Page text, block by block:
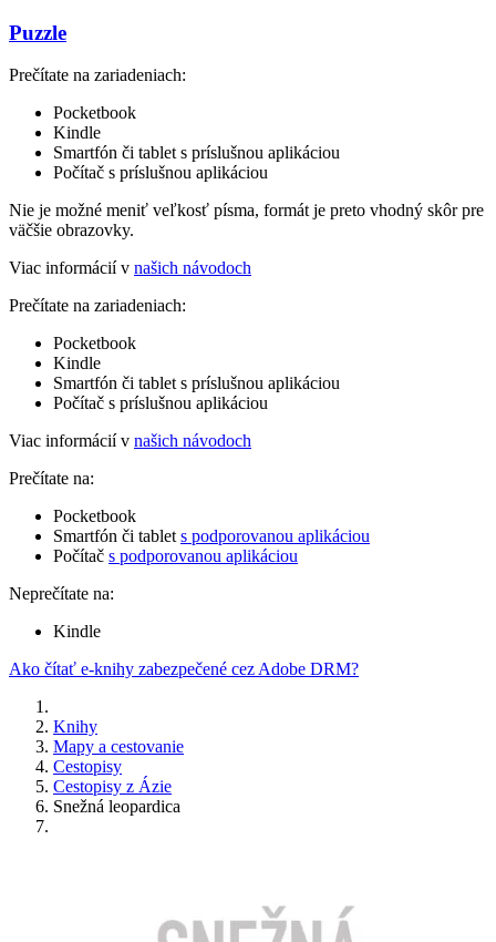
Puzzle
Prečítate na zariadeniach:
Pocketbook
Kindle
Smartfón či tablet s príslušnou aplikáciou
Počítač s príslušnou aplikáciou
Nie je možné meniť veľkosť písma, formát je preto vhodný skôr pre
väčšie obrazovky.
Viac informácií v našich návodoch
Prečítate na zariadeniach:
Pocketbook
Kindle
Smartfón či tablet s príslušnou aplikáciou
Počítač s príslušnou aplikáciou
Viac informácií v našich návodoch
Prečítate na:
Pocketbook
Smartfón či tablet s podporovanou aplikáciou
Počítač s podporovanou aplikáciou
Neprečítate na:
Kindle
Ako čítať e-knihy zabezpečené cez Adobe DRM?
Knihy
Mapy a cestovanie
Cestopisy
Cestopisy z Ázie
Snežná leopardica